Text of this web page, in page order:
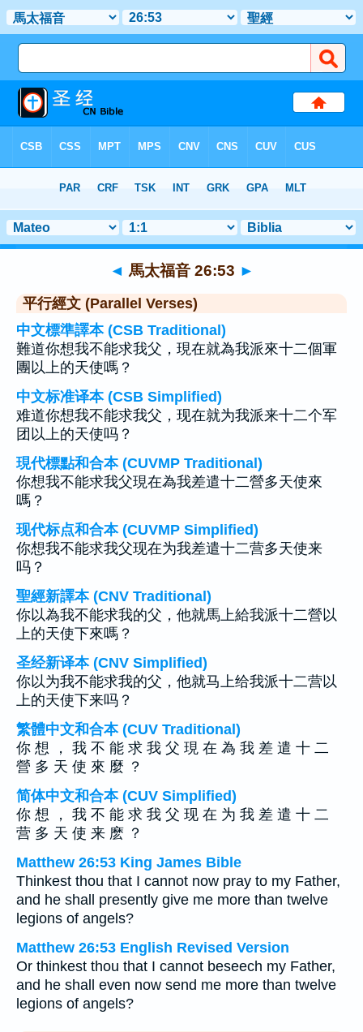
章 26> 聖經金句 53
◄ 馬太福音 26:53 ►
平行經文 (Parallel Verses)
中文標準譯本 (CSB Traditional)
難道你想我不能求我父，現在就為我派來十二個軍
團以上的天使嗎？
中文标准译本 (CSB Simplified)
难道你想我不能求我父，现在就为我派来十二个军
团以上的天使吗？
現代標點和合本 (CUVMP Traditional)
你想我不能求我父現在為我差遣十二營多天使來
嗎？
现代标点和合本 (CUVMP Simplified)
你想我不能求我父现在为我差遣十二营多天使来
吗？
聖經新譯本 (CNV Traditional)
你以為我不能求我的父，他就馬上給我派十二營以
上的天使下來嗎？
圣经新译本 (CNV Simplified)
你以为我不能求我的父，他就马上给我派十二营以
上的天使下来吗？
繁體中文和合本 (CUV Traditional)
你 想 ， 我 不 能 求 我 父 現 在 為 我 差 遣 十 二
營 多 天 使 來 麼 ？
简体中文和合本 (CUV Simplified)
你 想 ， 我 不 能 求 我 父 现 在 为 我 差 遣 十 二
营 多 天 使 来 麽 ？
Matthew 26:53 King James Bible
Thinkest thou that I cannot now pray to my Father,
and he shall presently give me more than twelve
legions of angels?
Matthew 26:53 English Revised Version
Or thinkest thou that I cannot beseech my Father,
and he shall even now send me more than twelve
legions of angels?